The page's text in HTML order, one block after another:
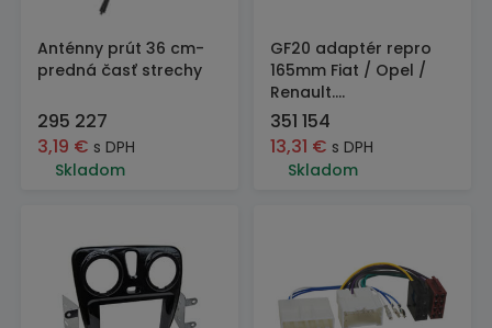
Anténny prút 36 cm-
predná časť strechy
295 227
3,19 € s DPH
Skladom
GF20 adaptér repro
165mm Fiat / Opel /
Renault....
351 154
13,31 € s DPH
Skladom